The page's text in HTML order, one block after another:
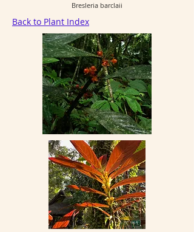
Bresleria barclaii
Back to Plant Index